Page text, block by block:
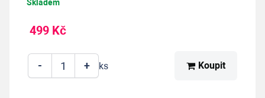
Skladem
499 Kč
+
- ks Koupit